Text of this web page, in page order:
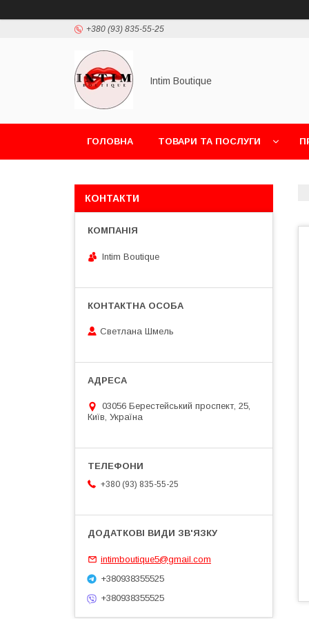
+380 (93) 835-55-25
Intim Boutique
ГОЛОВНА ТОВАРИ ТА ПОСЛУГИ
КОНТАКТИ
Intim Boutique
Светлана Шмель
03056 Берестейський проспект, 25,
Київ, Україна
+380 (93) 835-55-25
intimboutique5@gmail.com
+380938355525
+380938355525